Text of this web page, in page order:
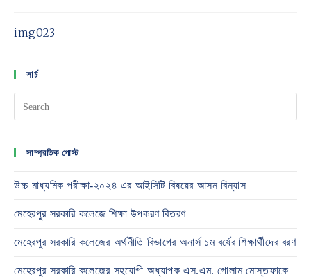
img023
সার্চ
সাম্প্রতিক পোস্ট
উচ্চ মাধ্যমিক পরীক্ষা-২০২৪ এর আইসিটি বিষয়ের আসন বিন্যাস
মেহেরপুর সরকারি কলেজে শিক্ষা উপকরণ বিতরণ
মেহেরপুর সরকারি কলেজের অর্থনীতি বিভাগের অনার্স ১ম বর্ষের শিক্ষার্থীদের বরণ
মেহেরপুর সরকারি কলেজের সহযোগী অধ্যাপক এস.এম. গোলাম মোস্তফাকে